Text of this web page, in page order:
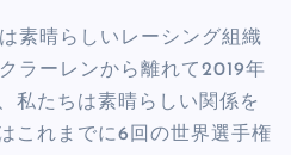
素晴らしいレーシング組織
ラーレンから離れて2019年
私たちは素晴らしい関係を
これまでに6回の世界選手権